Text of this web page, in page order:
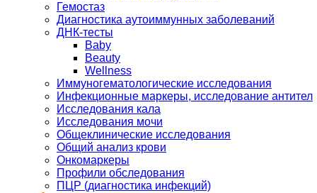
Гемостаз
Диагностика аутоиммунных заболеваний
ДНК-тесты
Baby
Beauty
Wellness
Иммуногематологические исследования
Инфекционные маркеры, исследование антител
Исследования кала
Исследования мочи
Общеклинические исследования
Общий анализ крови
Онкомаркеры
Профили обследования
ПЦР (диагностика инфекций)